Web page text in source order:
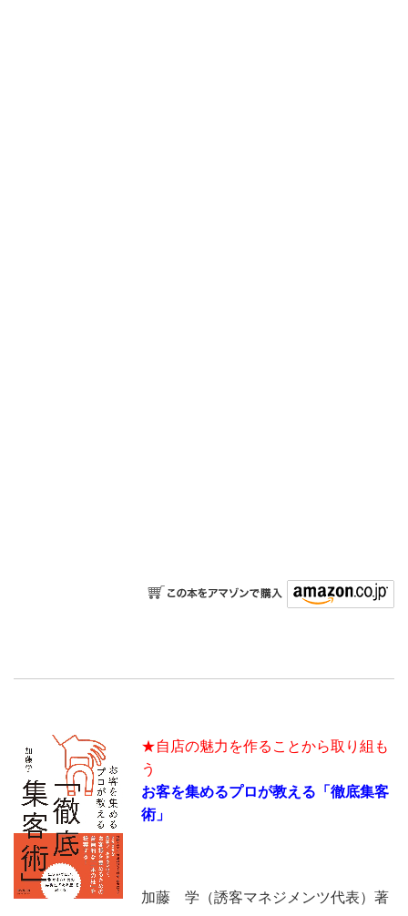
★自店の魅力を作ることから取り組も
う
お客を集めるプロが教える「徹底集客
術」
加藤 学（誘客マネジメンツ代表）著